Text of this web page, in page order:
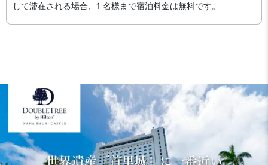
して滞在される場合、1 名様まで宿泊料金は無料です。